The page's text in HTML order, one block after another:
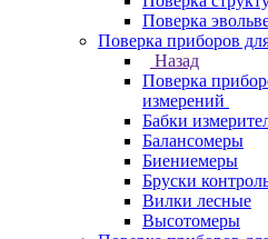
Поверка
Поверка приборов
Назад
Поверка
измерений
Бабки
Балансомеры
Биениемеры
Бруски
Вилки лесные
Высотомеры